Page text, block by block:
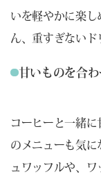
いを軽やかに楽し
ん、重すぎないド
甘いものを合
コーヒーと一緒
のメニューも気
ュワッフルや、ワ